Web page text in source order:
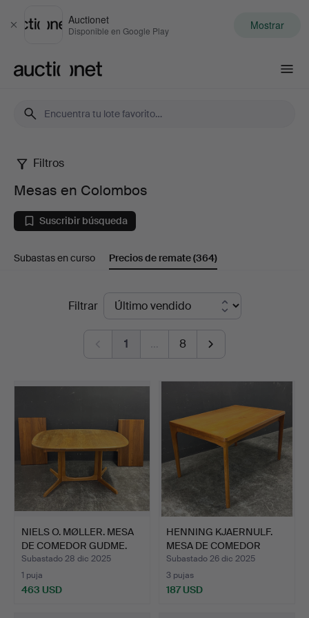
Cerrar
Auctionet
Disponible en Google Play Mostrar
Mesas
en
Colombos
Filtros
Mesas en Colombos
Suscribir búsqueda
Subastas en curso Precios de remate(364)
Filtrar
1 … 8
NIELS O. MØLLER. MESA
DE COMEDOR GUDME.
Subastado 28 dic 2025
1 puja
463 USD
HENNING KJAERNULF.
MESA DE COMEDOR
EXTENSI…
Subastado 26 dic 2025
3 pujas
187 USD